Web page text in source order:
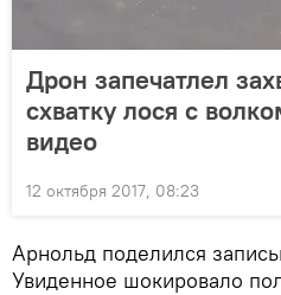
Дрон запечатлел
схватку лося с
видео
12 октября 2017, 08:23
Арнольд поделился
Увиденное шокировало